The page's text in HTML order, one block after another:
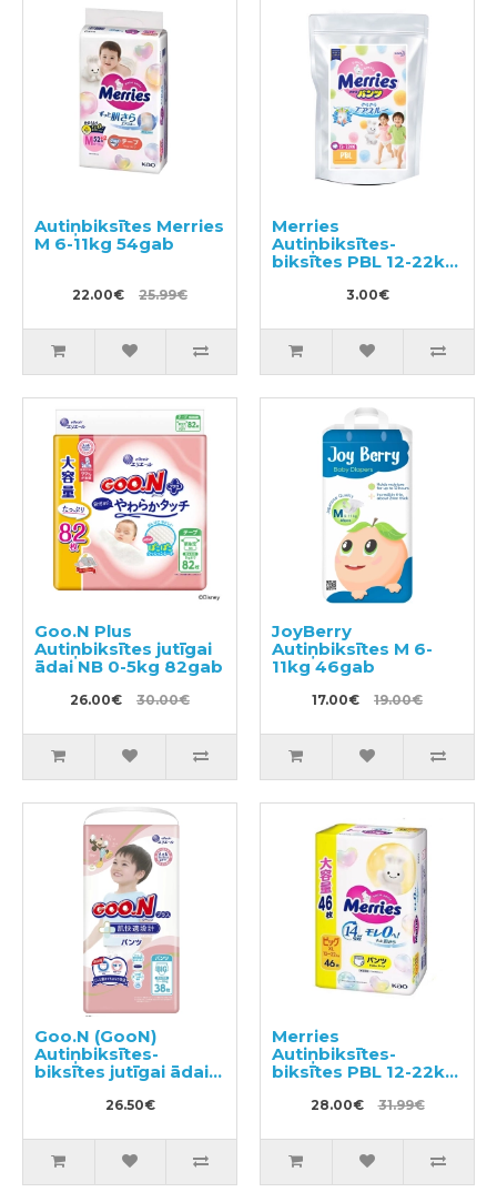
Autiņbiksītes Merries
M 6-11kg 54gab
22.00€ 25.99€
Merries
Autiņbiksītes-
biksītes PBL 12-22kg
3.00€
Goo.N Plus
Autiņbiksītes jutīgai
ādai NB 0-5kg 82gab
26.00€ 30.00€
JoyBerry
Autiņbiksītes M 6-
11kg 46gab
17.00€ 19.00€
Goo.N (GooN)
Autiņbiksītes-
biksītes jutīgai ādai
26.50€
Merries
Autiņbiksītes-
biksītes PBL 12-22kg
28.00€ 31.99€